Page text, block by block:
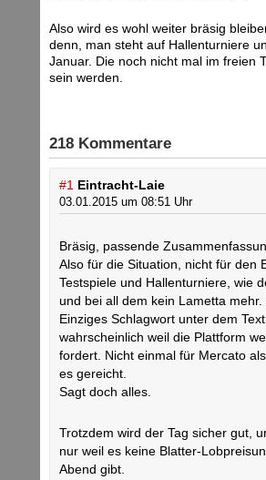
Also wird es wohl weiter bräsig
denn, man steht auf Hallenturniere
Januar. Die noch nicht mal im freien
sein werden.
218 Kommentare
#1 Eintracht-Laie
03.01.2015 um 08:51 Uhr
Bräsig, passende
Also für die Situation, nicht für den
Testspiele und Hallenturniere, wie
und bei all dem kein Lametta mehr.
Einziges Schlagwort unter dem
wahrscheinlich weil die Plattform
fordert. Nicht einmal für Mercato
es gereicht.
Sagt doch alles.
Trotzdem wird der Tag sicher gut,
nur weil es keine Blatter-
Abend gibt.